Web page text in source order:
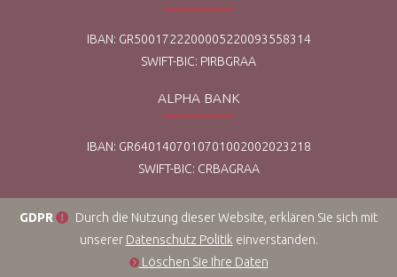
IBAN: GR5001722200005220093558314
SWIFT-BIC: PIRBGRAA
ALPHA BANK
IBAN: GR6401407010701002002023218
SWIFT-BIC: CRBAGRAA
GDPR
Durch die Nutzung dieser Website, erklären Sie sich mit
unserer Datenschutz Politik einverstanden.
Löschen Sie Ihre Daten